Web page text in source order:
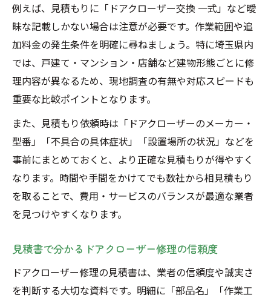
例えば、見積もりに「ドアクローザー交換 一式」など曖
昧な記載しかない場合は注意が必要です。作業範囲や追
加料金の発生条件を明確に尋ねましょう。特に埼玉県内
では、戸建て・マンション・店舗など建物形態ごとに修
理内容が異なるため、現地調査の有無や対応スピードも
重要な比較ポイントとなります。
また、見積もり依頼時は「ドアクローザーのメーカー・
型番」「不具合の具体症状」「設置場所の状況」などを
事前にまとめておくと、より正確な見積もりが得やすく
なります。時間や手間をかけてでも数社から相見積もり
を取ることで、費用・サービスのバランスが最適な業者
を見つけやすくなります。
見積書で分かるドアクローザー修理の信頼度
ドアクローザー修理の見積書は、業者の信頼度や誠実さ
を判断する大切な資料です。明細に「部品名」「作業工